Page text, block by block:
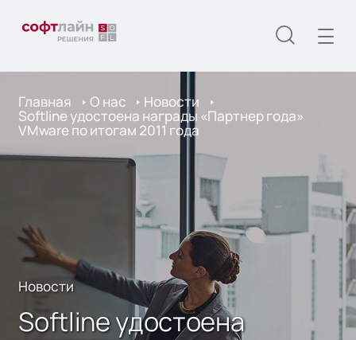
Главная О нас Новости
Softline удостоена награды «Партнер года»
VMware по итогам 2011 года
Новости
Softline удостоена